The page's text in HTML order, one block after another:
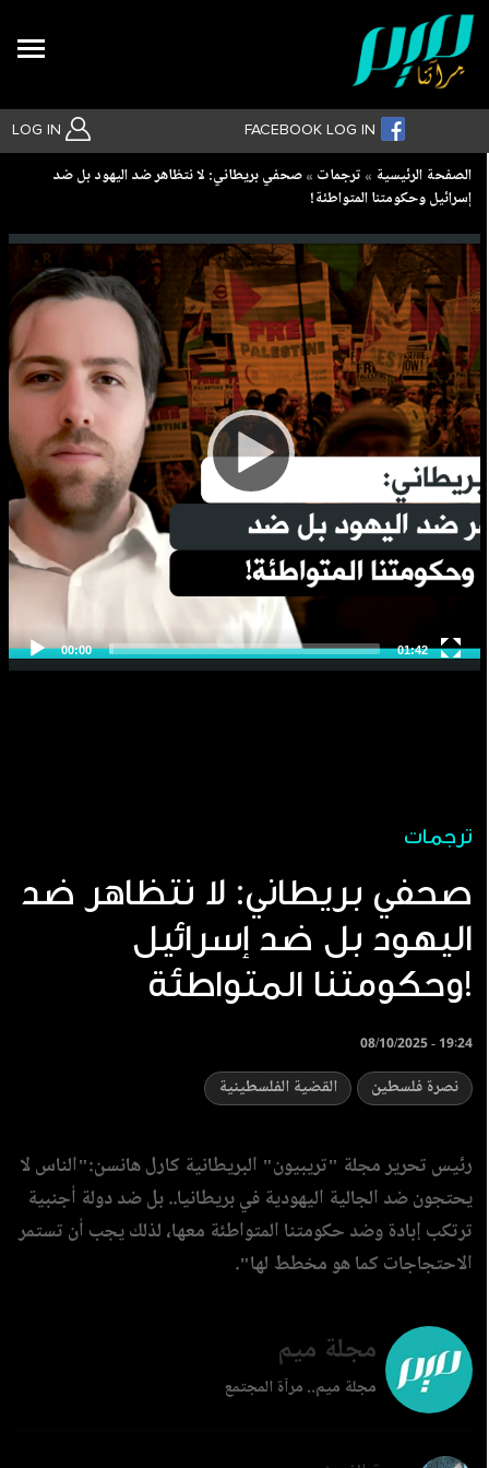
LOG IN FACEBOOK LOG IN
بحث متقدم
Breadcrumb
الصفحة الرئيسية ترجمات
صحفي بريطاني: لا نتظاهر ضد اليهود بل ضد
إسرائيل وحكومتنا المتواطئة!
ترجمات
صحفي بريطاني: لا نتظاهر ضد
اليهود بل ضد إسرائيل
وحكومتنا المتواطئة!
08/10/2025 - 19:24
نصرة فلسطين القضية الفلسطينية
رئيس تحرير مجلة "تريبيون" البريطانية كارل هانسن:"الناس لا
يحتجون ضد الجالية اليهودية في بريطانيا.. بل ضد دولة أجنبية
ترتكب إبادة وضد حكومتنا المتواطئة معها، لذلك يجب أن تستمر
الاحتجاجات كما هو مخطط لها".
مجلة ميم
مجلة ميم.. مرآة المجتمع